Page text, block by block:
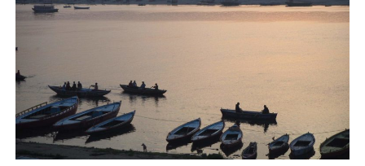
CINÉMA
ÉCONOMIE
SANTÉ
instagram
emailemail-
form